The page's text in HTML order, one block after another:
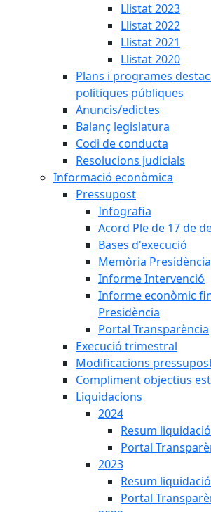
Llistat 2023
Llistat 2022
Llistat 2021
Llistat 2020
Plans i programes
polítiques públiques
Anuncis/edictes
Balanç legislatura
Codi de conducta
Resolucions judicials
Informació econòmica
Pressupost
Infografia
Acord Ple de 17 de
Bases d'execució
Memòria Presidència
Informe Intervenció
Informe econòmic
Presidència
Portal Transparència
Execució trimestral
Modificacions
Compliment objectius
Liquidacions
2024
Resum
Portal
2023
Resum
Portal